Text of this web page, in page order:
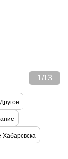
1 /13
Другое
Хабаровска